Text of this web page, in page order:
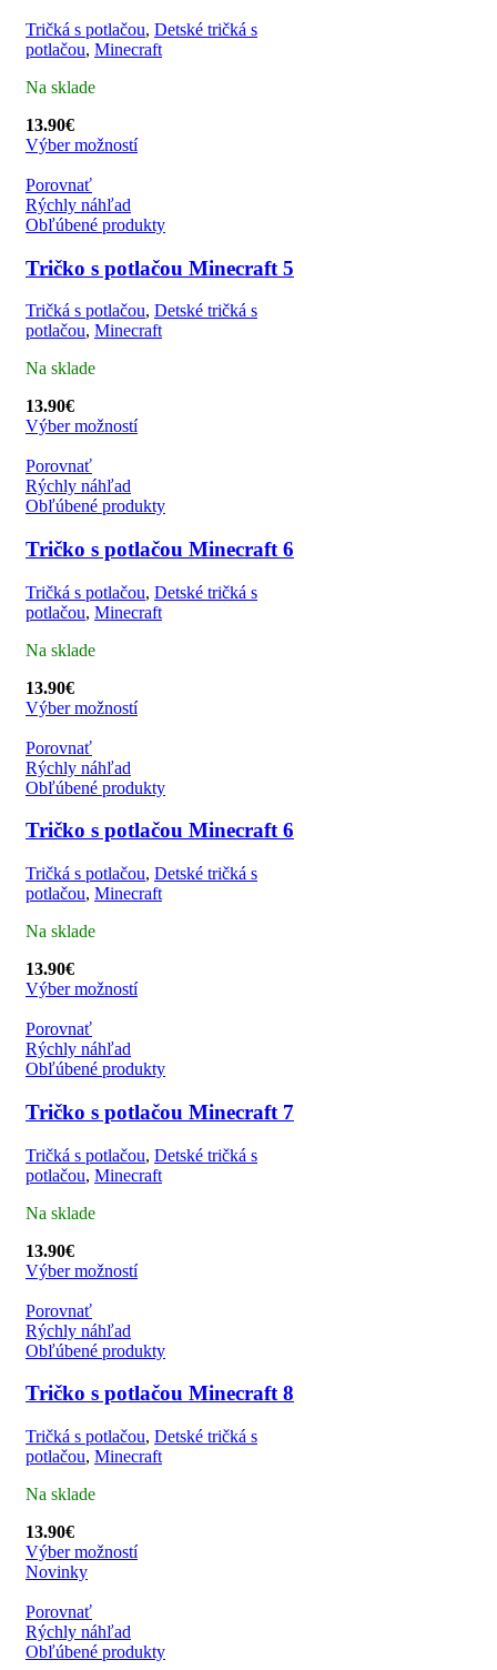
Tričká s potlačou, Detské tričká s
potlačou, Minecraft
Na sklade
13.90€
Výber možností
Porovnať
Rýchly náhľad
Obľúbené produkty
Tričko s potlačou Minecraft 5
Tričká s potlačou, Detské tričká s
potlačou, Minecraft
Na sklade
13.90€
Výber možností
Porovnať
Rýchly náhľad
Obľúbené produkty
Tričko s potlačou Minecraft 6
Tričká s potlačou, Detské tričká s
potlačou, Minecraft
Na sklade
13.90€
Výber možností
Porovnať
Rýchly náhľad
Obľúbené produkty
Tričko s potlačou Minecraft 6
Tričká s potlačou, Detské tričká s
potlačou, Minecraft
Na sklade
13.90€
Výber možností
Porovnať
Rýchly náhľad
Obľúbené produkty
Tričko s potlačou Minecraft 7
Tričká s potlačou, Detské tričká s
potlačou, Minecraft
Na sklade
13.90€
Výber možností
Porovnať
Rýchly náhľad
Obľúbené produkty
Tričko s potlačou Minecraft 8
Tričká s potlačou, Detské tričká s
potlačou, Minecraft
Na sklade
13.90€
Výber možností
Novinky
Porovnať
Rýchly náhľad
Obľúbené produkty